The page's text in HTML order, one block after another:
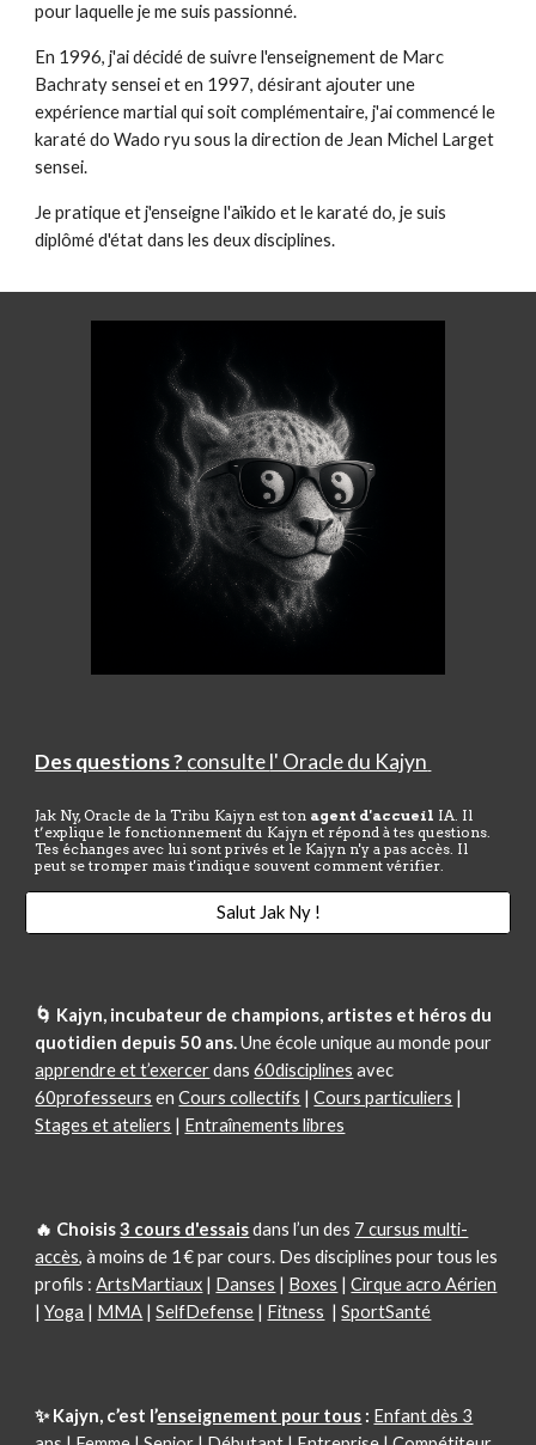
pour laquelle je me suis passionné.
En 1996, j'ai décidé de suivre l'enseignement de Marc
Bachraty sensei et en 1997, désirant ajouter une
expérience martial qui soit complémentaire, j'ai commencé le
karaté do Wado ryu sous la direction de Jean Michel Larget
sensei.
Je pratique et j'enseigne l'aïkido et le karaté do, je suis
diplômé d'état dans les deux disciplines.
Des questions ?consultel' Oracle du Kajyn
Jak Ny, Oracle de la Tribu Kajyn est ton agent d'accueil IA. Il
t’explique le fonctionnement du Kajyn et répond à tes questions.
Tes échanges avec lui sont privés et le Kajyn n'y a pas accès. Il
peut se tromper mais t'indique souvent comment vérifier.
Salut Jak Ny !
🌀 Kajyn, incubateur de champions, artistes et héros du
quotidien depuis 50 ans.Une école unique au monde pour
apprendre et t’exercerdans60disciplines avec
60professeurs enCours collectifs |Cours particuliers |
Stages et ateliers | Entraînements libres
🔥 Choisis3 cours d'essaisdans l’un des 7 cursus multi-
accès, à moins de 1 € par cours. Des disciplines pour tous les
profils : ArtsMartiaux | Danses | Boxes |Cirque acro Aérien
|Yoga | MMA |SelfDefense | Fitness |SportSanté
✨ Kajyn, c’est l’enseignement pour tous : Enfant dès 3